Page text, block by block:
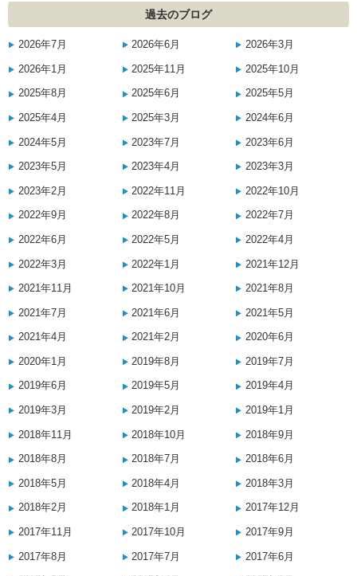
過去のブログ
2026年7月 2026年6月 2026年3月
2026年1月 2025年11月 2025年10月
2025年8月 2025年6月 2025年5月
2025年4月 2025年3月 2024年6月
2024年5月 2023年7月 2023年6月
2023年5月 2023年4月 2023年3月
2023年2月 2022年11月 2022年10月
2022年9月 2022年8月 2022年7月
2022年6月 2022年5月 2022年4月
2022年3月 2022年1月 2021年12月
2021年11月 2021年10月 2021年8月
2021年7月 2021年6月 2021年5月
2021年4月 2021年2月 2020年6月
2020年1月 2019年8月 2019年7月
2019年6月 2019年5月 2019年4月
2019年3月 2019年2月 2019年1月
2018年11月 2018年10月 2018年9月
2018年8月 2018年7月 2018年6月
2018年5月 2018年4月 2018年3月
2018年2月 2018年1月 2017年12月
2017年11月 2017年10月 2017年9月
2017年8月 2017年7月 2017年6月